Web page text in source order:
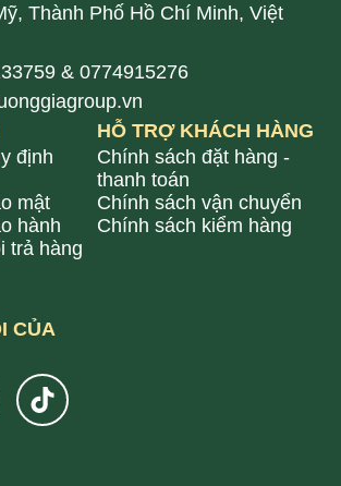
Thành Phố Hồ Chí Minh, Việt
& 0774915276
định
mật
hành
trả hàng
HỖ TRỢ KHÁCH HÀNG
Chính sách đặt hàng -
thanh toán
Chính sách vận chuyển
Chính sách kiểm hàng
CỦA